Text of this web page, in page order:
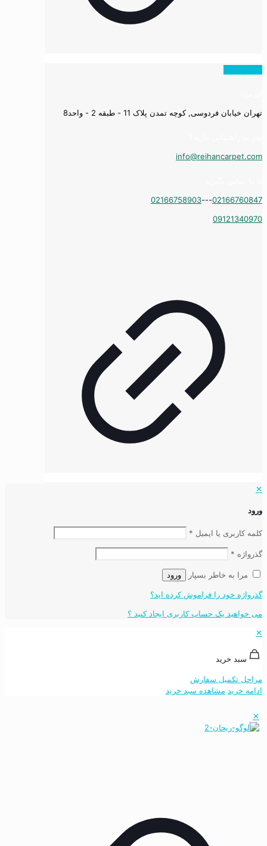
تهران خیابان فردوسی, کوچه تمدن پلاک 11 - طبقه 2 - واحد8
info@reihancarpet.com
02166760847
---
02166758903
09121340970
✕
ورود
کلمه کاربری یا ایمیل *
گذرواژه *
مرا به خاطر بسپار ورود
گذرواژه خود را فراموش کرده اید؟
می خواهید یک حساب کاربری ایجاد کنید ؟
✕
سبد خرید
مراحل تکمیل سفارش
ادامه خرید مشاهده سبد خرید
✕